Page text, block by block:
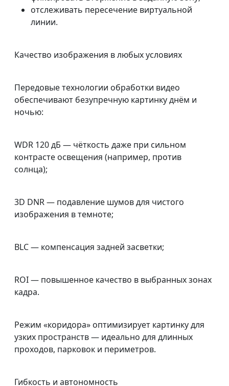
отслеживать пересечение виртуальной
линии.
Качество изображения в любых условиях
Передовые технологии обработки видео
обеспечивают безупречную картинку днём и
ночью:
WDR 120 дБ — чёткость даже при сильном
контрасте освещения (например, против
солнца);
3D DNR — подавление шумов для чистого
изображения в темноте;
BLC — компенсация задней засветки;
ROI — повышенное качество в выбранных зонах
кадра.
Режим «коридора» оптимизирует картинку для
узких пространств — идеально для длинных
проходов, парковок и периметров.
Гибкость и автономность